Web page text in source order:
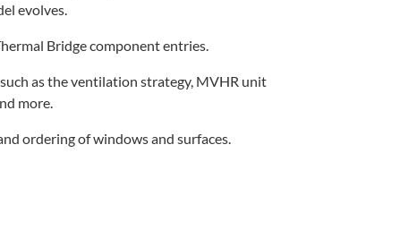
evolves.
Bridge component entries.
as the ventilation strategy, MVHR unit
more.
ordering of windows and surfaces.